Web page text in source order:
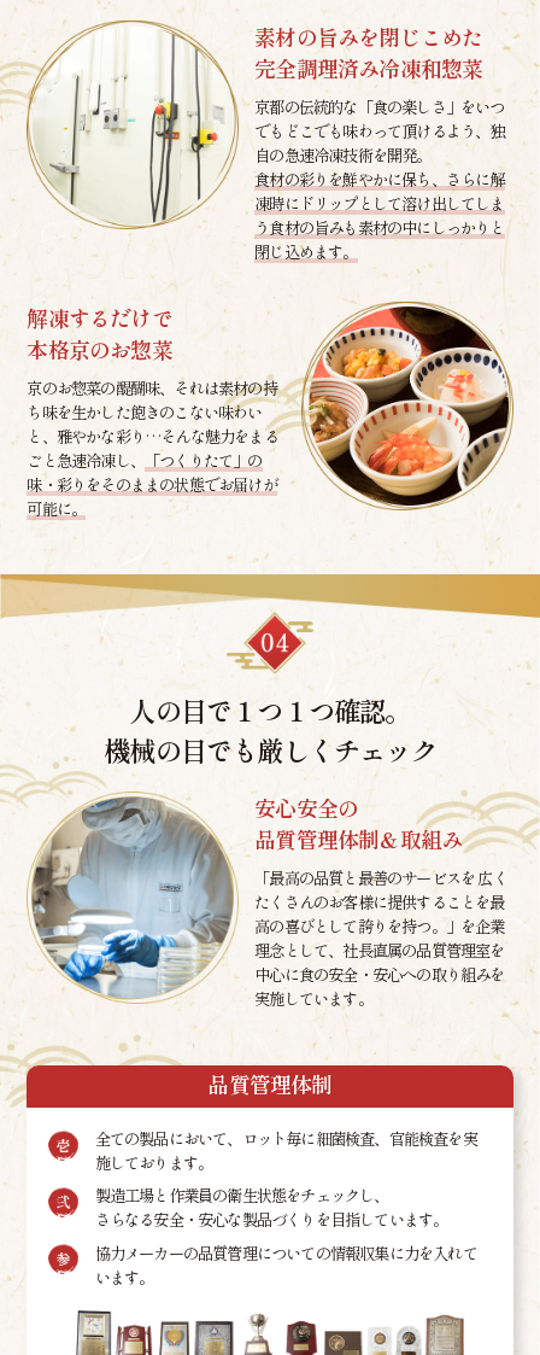
素材の旨みを閉じこめた
完全調理済み冷凍和惣菜
京都の伝統的な「食の楽しさ」をいつ
でもどこでも味わって頂けるよう、独
自の急速冷凍技術を開発。
食材の彩りを鮮やかに保ち、さらに解
凍時にドリップとして溶け出してしま
う食材の旨みも素材の中にしっかりと
閉じ込めます。
解凍するだけで
本格京のお惣菜
京のお惣菜の醍醐味、それは素材の持
ち味を生かした飽きのこない味わい
と、雅やかな彩り…そんな魅力をまる
ごと急速冷凍し、
「つくりたて」の
味・彩りをそのままの状態でお届けが
可能に。
人の目で１つ１つ確認。
機械の目でも厳しくチェック
安心安全の
品質管理体制＆取組み
「最高の品質と最善のサービスを 広く
たくさんのお客様に提供することを最
高の喜びとして誇りを持つ。」を企業
理念として、社長直属の品質管理室を
中心に食の安全・安心への取り組みを
実施しています。
品質管理体制
全ての製品において、ロット毎に細菌検査、官能検査を実
施しております。
製造工場と作業員の衛生状態をチェックし、
さらなる安全・安心な製品づくりを目指しています。
協力メーカーの品質管理についての情報収集に力を入れて
います。